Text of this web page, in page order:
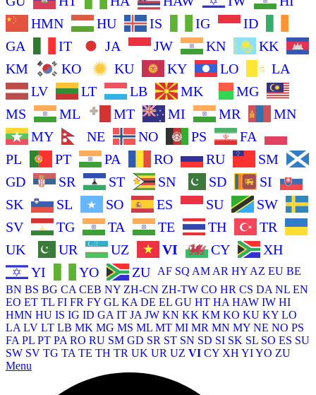
HMN
HU IS IG
ID
GA
IT JA JW KN
KK
KM
KO KU KY LO
LA
LV
LT LB MK
MG
MS
ML MT MI MR
MN
MY
NE NO PS
FA
PL
PT PA RO RU
SM
GD
SR ST SN SD
SI
SK
SL SO ES SU
SW
SV
TG TA TE TH
TR
UK
UR UZ VI CY
XH
YI
YO ZU AF SQ AM AR HY AZ EU BE
BN BS BG CA CEB NY ZH-CN ZH-TW CO HR CS DA NL EN
EO ET TL FI FR FY GL KA DE EL GU HT HA HAW IW HI
HMN HU IS IG ID GA IT JA JW KN KK KM KO KU KY LO
LA LV LT LB MK MG MS ML MT MI MR MN MY NE NO PS
FA PL PT PA RO RU SM GD SR ST SN SD SI SK SL SO ES SU
SW SV TG TA TE TH TR UK UR UZ VI CY XH YIYO ZU
Menu